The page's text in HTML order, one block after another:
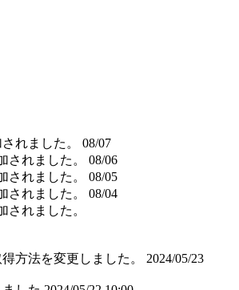
れました。
08/07
されました。
08/06
されました。
08/05
されました。
08/04
されました。
方法を変更しました。
2024/05/23